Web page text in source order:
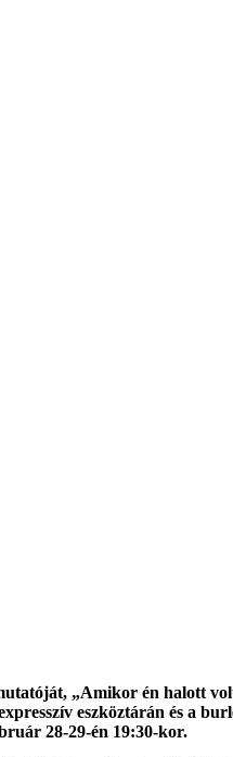
„Amikor én halott
eszköztárán és a
28-29-én 19:30-kor.